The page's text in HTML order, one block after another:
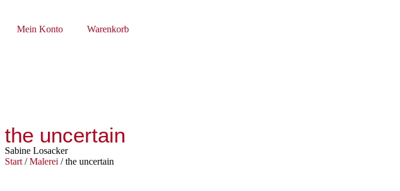
Mein Konto Warenkorb
the uncertain
Sabine Losacker
Start /Malerei / the uncertain